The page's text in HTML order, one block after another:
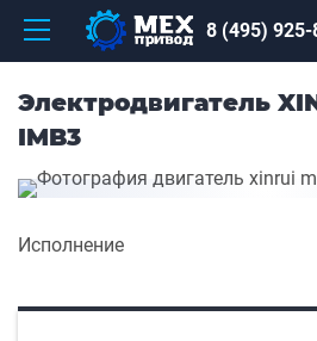
8 (495) 925-
Электродвигатель
IMB3
Исполнение